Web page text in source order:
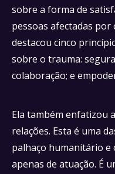
sobre a forma de
pessoas afectadas
destacou cinco
sobre o trauma:
colaboração; e
Ela também enfatizou
relações. Esta é uma
palhaço humanitário e
apenas de atuação. É